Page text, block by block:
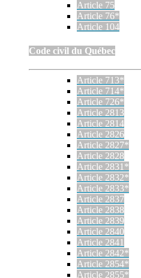
Article 75
Article 76*
Article 104
Code civil du Québec
Article 713*
Article 714*
Article 726*
Article 2813
Article 2814
Article 2826
Article 2827*
Article 2828
Article 2831*
Article 2832*
Article 2833*
Article 2837
Article 2838
Article 2839
Article 2840
Article 2841
Article 2842*
Article 2854*
Article 2855*